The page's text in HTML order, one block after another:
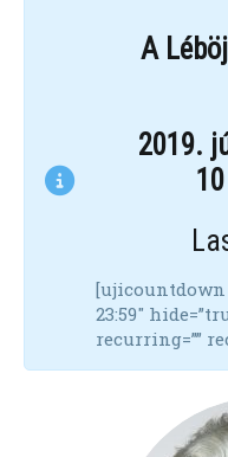
A
2019.
[ujicountdown
23:59″
recurring=””